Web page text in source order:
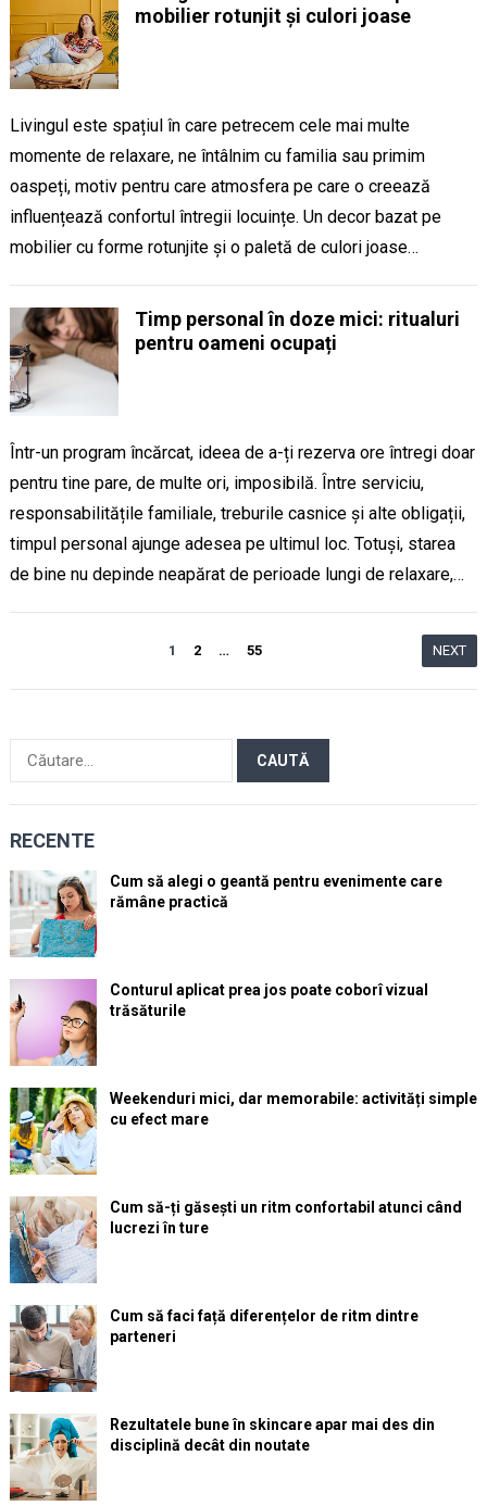
mobilier rotunjit și culori joase
Livingul este spațiul în care petrecem cele mai multe
momente de relaxare, ne întâlnim cu familia sau primim
oaspeți, motiv pentru care atmosfera pe care o creează
influențează confortul întregii locuințe. Un decor bazat pe
mobilier cu forme rotunjite și o paletă de culori joase…
Timp personal în doze mici: ritualuri
pentru oameni ocupați
Într-un program încărcat, ideea de a-ți rezerva ore întregi doar
pentru tine pare, de multe ori, imposibilă. Între serviciu,
responsabilitățile familiale, treburile casnice și alte obligații,
timpul personal ajunge adesea pe ultimul loc. Totuși, starea
de bine nu depinde neapărat de perioade lungi de relaxare,…
1 2 … 55 NEXT
Caută
după:
RECENTE
Cum să alegi o geantă pentru evenimente care
rămâne practică
Conturul aplicat prea jos poate coborî vizual
trăsăturile
Weekenduri mici, dar memorabile: activități simple
cu efect mare
Cum să-ți găsești un ritm confortabil atunci când
lucrezi în ture
Cum să faci față diferențelor de ritm dintre
parteneri
Rezultatele bune în skincare apar mai des din
disciplină decât din noutate